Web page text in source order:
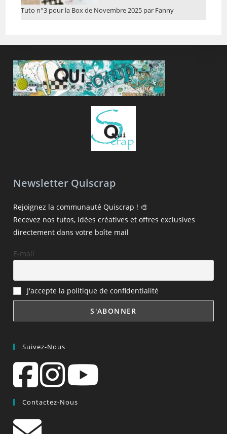
Tuto n°3 pour la Box de Novembre 2025 par Fanny
Newsletter Quiscrap
Rejoignez la communauté Quiscrap ! 🎨
Recevez nos tutos, idées créatives et offres exclusives
directement dans votre boîte mail
E-mail
J'accepte la politique de confidentialité
Suivez-Nous
Contactez-Nous